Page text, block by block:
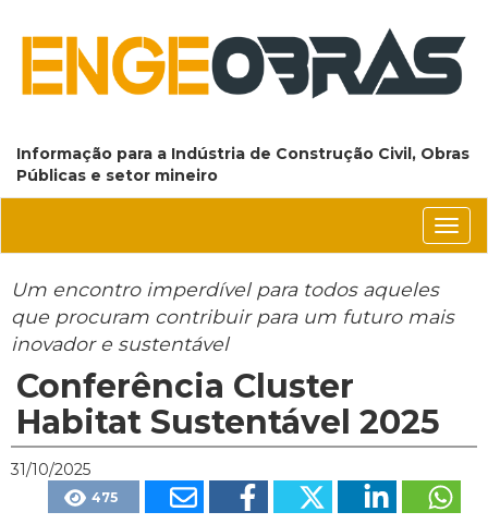
Informação para a Indústria de Construção Civil, Obras
Públicas e setor mineiro
Um encontro imperdível para todos aqueles
que procuram contribuir para um futuro mais
inovador e sustentável
Conferência Cluster
Habitat Sustentável 2025
31/10/2025
475